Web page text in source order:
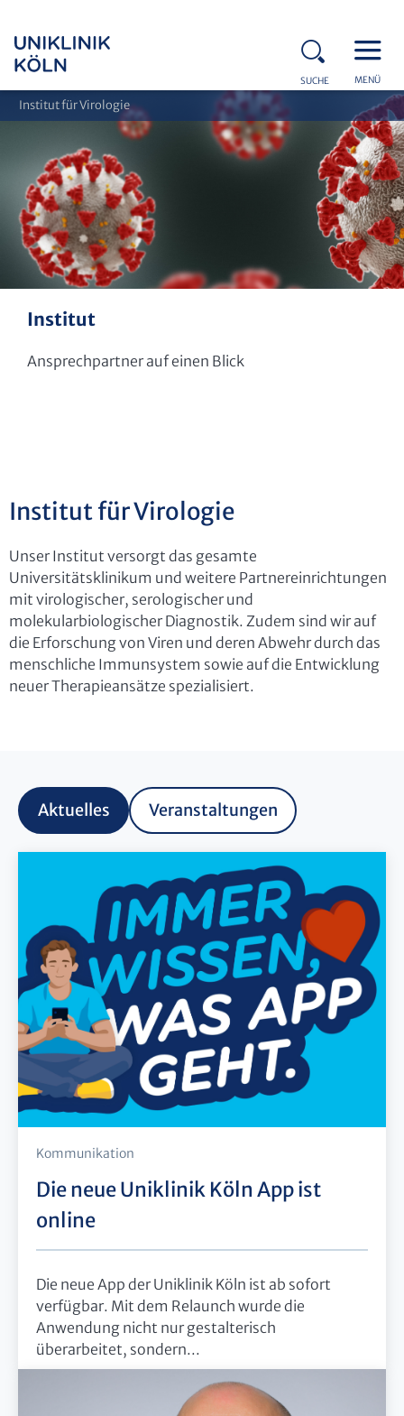
SUCHE MENÜ
Institut für Virologie
Institut
Ansprechpartner auf einen Blick
Institut für Virologie
Unser Institut versorgt das gesamte
Universitätsklinikum und weitere Partnereinrichtungen
mit virologischer, serologischer und
molekularbiologischer Diagnostik. Zudem sind wir auf
die Erforschung von Viren und deren Abwehr durch das
menschliche Immunsystem sowie auf die Entwicklung
neuer Therapieansätze spezialisiert.
Aktuelles Veranstaltungen
Kommunikation
Die neue Uniklinik Köln App ist
online
Die neue App der Uniklinik Köln ist ab sofort
verfügbar. Mit dem Relaunch wurde die
Anwendung nicht nur gestalterisch
überarbeitet, sondern...